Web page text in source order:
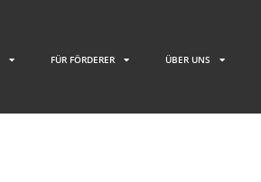
FÜR FÖRDERER ÜBER UNS